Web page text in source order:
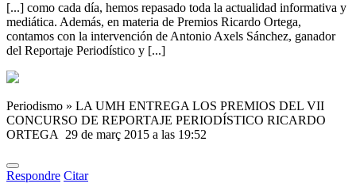
[...] como cada día, hemos repasado toda la actualidad informativa y
mediática. Además, en materia de Premios Ricardo Ortega,
contamos con la intervención de Antonio Axels Sánchez, ganador
del Reportaje Periodístico y [...]
Periodismo » LA UMH ENTREGA LOS PREMIOS DEL VII
CONCURSO DE REPORTAJE PERIODÍSTICO RICARDO
ORTEGA 29 de març 2015 a las 19:52
Respondre Citar